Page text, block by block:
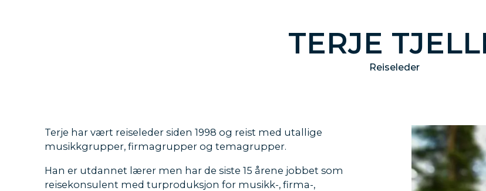
TERJE
Reiseleder
Terje har vært reiseleder siden 1998 og reist med utallige
musikkgrupper, firmagrupper og temagrupper.
Han er utdannet lærer men har de siste 15 årene jobbet som
reisekonsulent med turproduksjon for musikk-, firma-,